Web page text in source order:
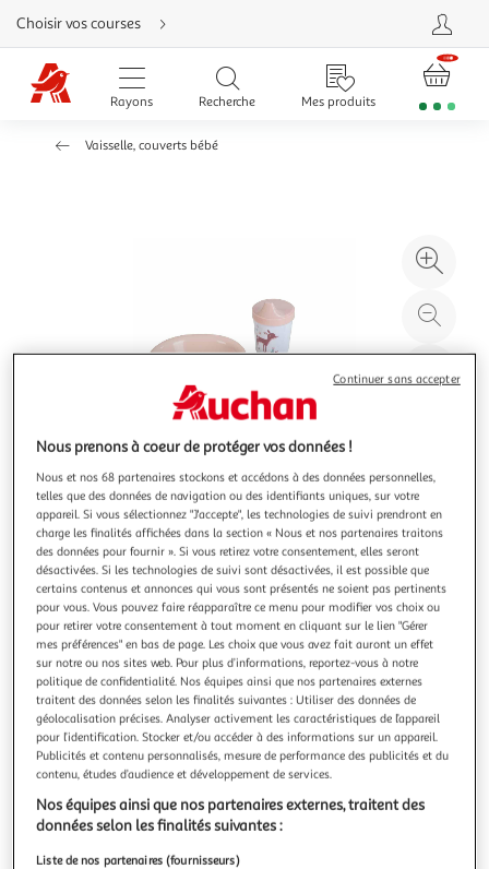
Aller
directement
au
contenu
Aller
directement
Aller
Choisir vos courses
Rayons Recherche Mes produits
Vaisselle, couverts bébé
à
100
le
Illustration
précédente
Illustration
suivante
BEBE DOUCEUR
Set repas 4 pièces bébé forêt magique rose
Informations Techniques : Matière : Plastique Spécificités :
Pratique & Utile Set Repas Pour Bébé 4 Pièces Imprimé
Forêt Contient : 1 Assiette 2 Couverts 1 Tasse Poids : 0,054
kg Couleur : Rose
En savoir +
Vendu parParis Prix
Livr. ou retrait dès 3/4 jours
A partir de 7,99€
Vendu parParis Prix
Nous prenons à coeur de protéger vos données !
Nous et nos 68 partenaires stockons et accédons à des données personnelles,
telles que des données de navigation ou des identifiants uniques, sur votre
appareil. Si vous sélectionnez "J'accepte", les technologies de suivi prendront en
charge les finalités affichées dans la section « Nous et nos partenaires traitons
des données pour fournir ». Si vous retirez votre consentement, elles seront
désactivées. Si les technologies de suivi sont désactivées, il est possible que
certains contenus et annonces qui vous sont présentés ne soient pas pertinents
pour vous. Vous pouvez faire réapparaître ce menu pour modifier vos choix ou
pour retirer votre consentement à tout moment en cliquant sur le lien "Gérer
mes préférences" en bas de page. Les choix que vous avez fait auront un effet
sur notre ou nos sites web. Pour plus d’informations, reportez-vous à notre
politique de confidentialité. Nos équipes ainsi que nos partenaires externes
traitent des données selon les finalités suivantes : Utiliser des données de
géolocalisation précises. Analyser activement les caractéristiques de l’appareil
pour l’identification. Stocker et/ou accéder à des informations sur un appareil.
Publicités et contenu personnalisés, mesure de performance des publicités et du
contenu, études d’audience et développement de services.
Nos équipes ainsi que nos partenaires externes, traitent des
données selon les finalités suivantes :
Liste de nos partenaires (fournisseurs)
Continuer sans accepter